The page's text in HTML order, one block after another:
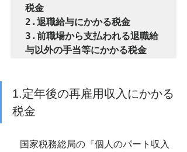
税金
2.退職給与にかかる税金
3.前職場から支払われる退職給
与以外の手当等にかかる税金
1.定年後の再雇用収入にかかる
税金
国家税務総局の『個人のパート収入